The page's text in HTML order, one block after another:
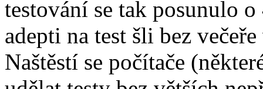
testování se tak posunulo
adepti na test šli bez
Naštěstí se počítače